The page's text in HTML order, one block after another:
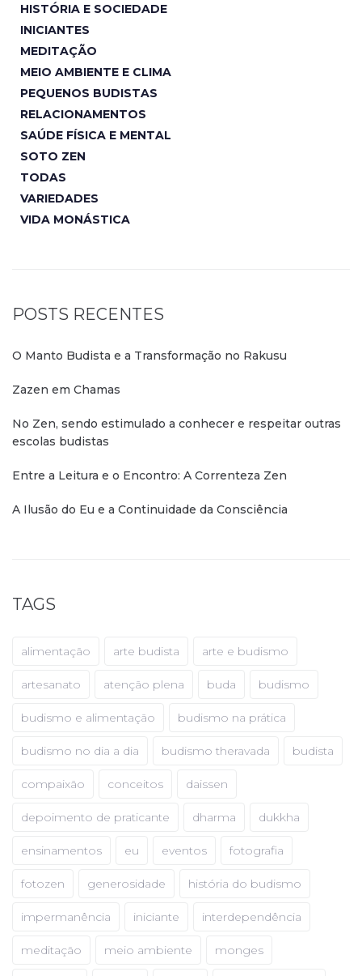
HISTÓRIA E SOCIEDADE
INICIANTES
MEDITAÇÃO
MEIO AMBIENTE E CLIMA
PEQUENOS BUDISTAS
RELACIONAMENTOS
SAÚDE FÍSICA E MENTAL
SOTO ZEN
TODAS
VARIEDADES
VIDA MONÁSTICA
POSTS RECENTES
O Manto Budista e a Transformação no Rakusu
Zazen em Chamas
No Zen, sendo estimulado a conhecer e respeitar outras
escolas budistas
Entre a Leitura e o Encontro: A Correnteza Zen
A Ilusão do Eu e a Continuidade da Consciência
TAGS
alimentação arte budista arte e budismo
artesanato atenção plena buda budismo
budismo e alimentação budismo na prática
budismo no dia a dia budismo theravada budista
compaixão conceitos daissen
depoimento de praticante dharma dukkha
ensinamentos eu eventos fotografia
fotozen generosidade história do budismo
impermanência iniciante interdependência
meditação meio ambiente monges